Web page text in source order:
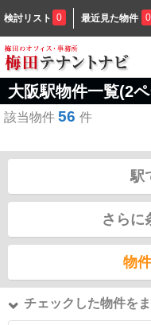
検討リスト 0 最近見た物件 0
大阪駅物件一覧(2
該当物件 56 件
駅
さらに
物
チェックした物件を